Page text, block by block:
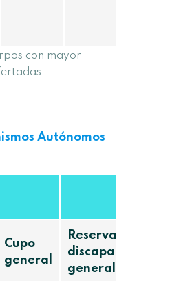
con mayor
Autónomos
Cupo
general
Reserva
discapacidad
general